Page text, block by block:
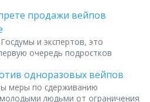
продажи вейпов
и экспертов, это
очередь подростков
одноразовых вейпов
меры по сдерживанию
людьми от ограничения